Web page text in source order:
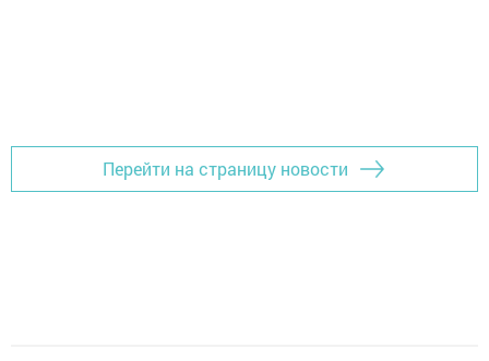
Перейти на страницу новости